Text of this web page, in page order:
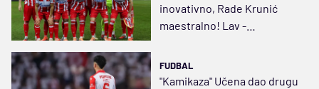
inovativno, Rade Krunić
maestralno! Lav -
FUDBAL
"Kamikaza" Učena dao drugu